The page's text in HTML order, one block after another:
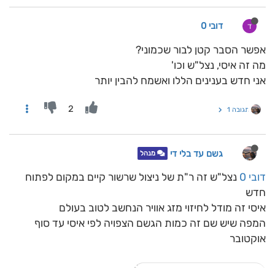
ד דובי 0
אפשר הסבר קטן לבור שכמוני?
מה זה איסי, נצל"ש וכו'
אני חדש בענינים הללו ואשמח להבין יותר
תגובה 1 2
גשם עד בלי די מנהל
דובי 0
נצל"ש זה ר"ת של ניצול שרשור קיים במקום לפתוח
חדש
איסי זה מודל לחיזוי מזג אוויר הנחשב לטוב בעולם
המפה שיש שם זה כמות הגשם הצפויה לפי איסי עד סוף
אוקטובר